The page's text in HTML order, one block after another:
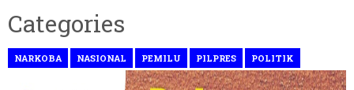
Categories
NARKOBA NASIONAL PEMILU PILPRES POLITIK